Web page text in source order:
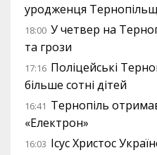
уродженця
18:00 У четвер на
та грози
17:16 Поліцейські
більше сотні дітей
16:41 Тернопіль
«Електрон»
16:03 Ісус Христос